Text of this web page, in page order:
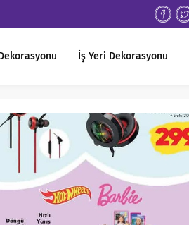
İş Yeri Dekorasyonu